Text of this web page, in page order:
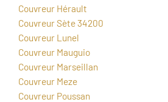
Couvreur Hérault
Couvreur Sète 34200
Couvreur Lunel
Couvreur Mauguio
Couvreur Marseillan
Couvreur Meze
Couvreur Poussan